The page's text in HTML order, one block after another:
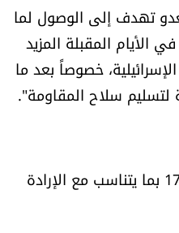
تهدف إلى الوصول لما
المقبلة المزيد
خصوصاً بعد ما
لتسليم سلاح المقاومة".
وختم: "لبنان يلتزم بالقرار 1701 بما يتناسب مع الإرادة